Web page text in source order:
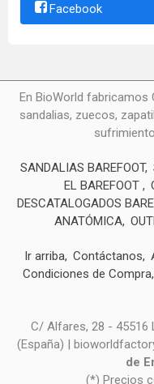
Facebook
En BioWorld fabricamos
sandalias, zuecos,
SANDALIAS BAREFOOT
EL BAREFOOT
DESCATALOGADOS
ANATÓMICA
Ir arriba Contáctanos
Condiciones de Compra
C/ Alfares, 28 - 45516
(España) |
de
(*) Precios